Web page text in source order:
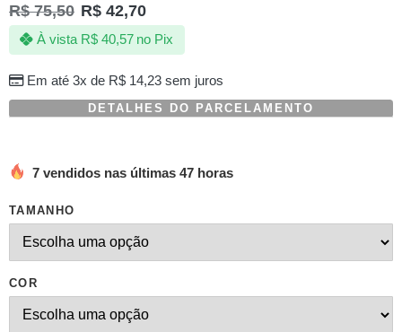
5.00de 5,
com
baseado
em
de
cliente
R$75,50 R$ 42,70
Em até 3x de R$14,23sem juros
À vista R$40,57 no Pix
DETALHES DO PARCELAMENTO
7 vendidos nas últimas 47 horas
TAMANHO
COR